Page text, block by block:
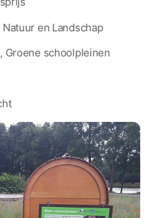
en Landschap
Groene schoolpleinen